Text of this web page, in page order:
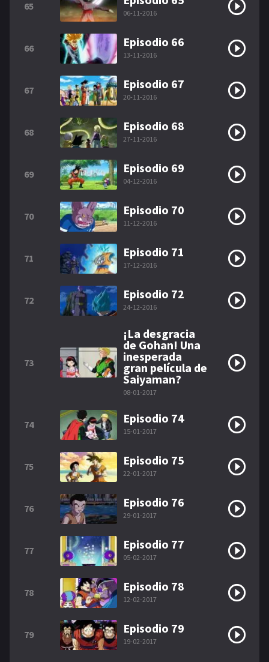
65
06-11-2016
66 Episodio 66
13-11-2016
67 Episodio 67
20-11-2016
68 Episodio 68
27-11-2016
69 Episodio 69
04-12-2016
70 Episodio 70
11-12-2016
71 Episodio 71
17-12-2016
72 Episodio 72
24-12-2016
73
¡La desgracia
de Gohan! Una
inesperada
gran película de
Saiyaman?
08-01-2017
74 Episodio 74
15-01-2017
75 Episodio 75
22-01-2017
76 Episodio 76
29-01-2017
77 Episodio 77
05-02-2017
78 Episodio 78
12-02-2017
79 Episodio 79
19-02-2017